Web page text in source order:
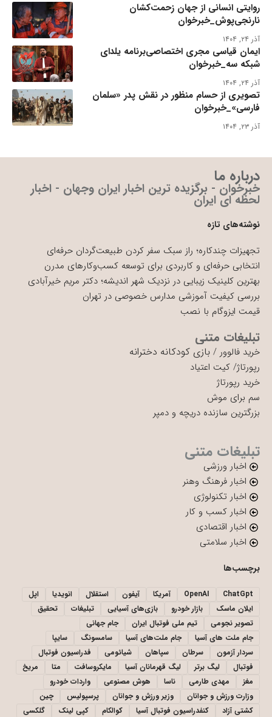
روایتی انسانی از جهان زحمت‌کشان
نارنجی‌پوش_خبرخوان
آذر ۲۴, ۱۴۰۴
ایمان قیاسی مجری اختصاصی‌برنامه یلدای
شبکه سه_خبرخوان
آذر ۲۴, ۱۴۰۴
تصویری از حسام منظور در نقش پدر «سلمان
فارسی»_خبرخوان
آذر ۲۳, ۱۴۰۴
درباره ما
خبرخوان - برگزیده ترین اخبار ایران وجهان - اخبار
لحظه ای ایران
نوشته‌های تازه
تجهیزات چندکاره؛ راز سبک سفر کردن طبیعت‌گردان حرفه‌ای
انتخابی حرفه‌ای و کاربردی برای توسعه کسب‌وکارهای مدرن
بهترین کلینیک زیبایی در نزدیک شهر اندیشه؛ دکتر مریم خیرآبادی
بررسی کیفیت آموزشی مدارس خصوصی در تهران
قیمت ایزوگام با نصب
تبلیغات متنی
خرید فالوور / بازی کودکانه دخترانه
رپورتاژ/ کیت اعتیاد
خرید رپورتاژ
سم برای موش
بزرگترین سازنده دریچه و دمپر
تبلیغات متنی
اخبار ورزشی
اخبار فرهنگ وهنر
اخبار تکنولوژی
اخبار کسب و کار
اخبار اقتصادی
اخبار سلامتی
برچسب‌ها
ChatGpt
OpenAI آمریکا آیفون استقلال انویدیا
اپل
ایلان ماسک
بازار خودرو بازی‌های آسیایی تبلیغات
تحقیق
تصویر نجومی
تیم ملی فوتبال ایران
جام جهانی
جام ملت های آسیا
جام ملت‌های آسیا سامسونگ
سایپا
سردار آزمون
سرطان سپاهان شیائومی
فدراسیون فوتبال
فوتبال
لیگ برتر لیگ قهرمانان آسیا مایکروسافت متا
مریخ
مغز
مهدی طارمی ناسا هوش مصنوعی
واردات خودرو
وزارت ورزش و جوانان
وزیر ورزش و جوانان پرسپولیس
چین
کشتی آزاد
کنفدراسیون فوتبال آسیا کوالکام کپی لینک گلکسی